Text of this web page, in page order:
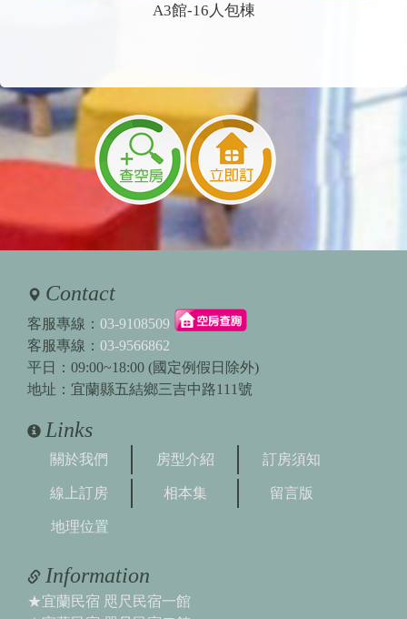
A3館-16人包棟
Contact
客服專線： 03-9108509
客服專線： 03-9566862
平日：09:00~18:00 (國定例假日除外)
地址：宜蘭縣五結鄉三吉中路111號
Links
關於我們 房型介紹 訂房須知
線上訂房 相本集 留言版
地理位置
Information
★宜蘭民宿 咫尺民宿一館